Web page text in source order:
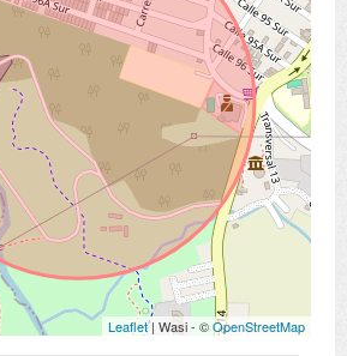
Leaflet| Wasi - ©OpenStreetMap